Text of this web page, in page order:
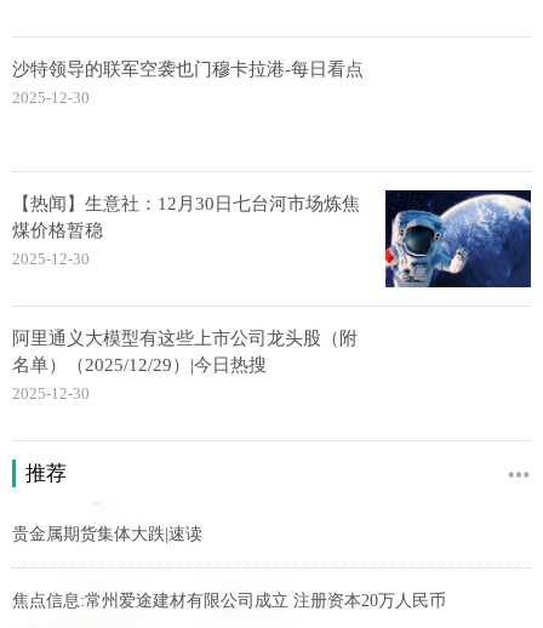
沙特领导的联军空袭也门穆卡拉港-每日看点
2025-12-30
【热闻】生意社：12月30日七台河市场炼焦
煤价格暂稳
2025-12-30
阿里通义大模型有这些上市公司龙头股（附
名单）（2025/12/29）|今日热搜
2025-12-30
推荐
贵金属期货集体大跌|速读
焦点信息:常州爱途建材有限公司成立 注册资本20万人民币